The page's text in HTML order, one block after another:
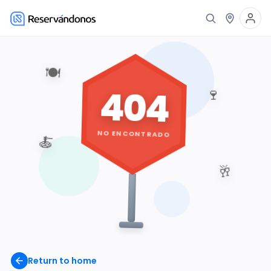
Return to home
🍽️
🍷
🥂
🍝
404
NO ENCONTRADO